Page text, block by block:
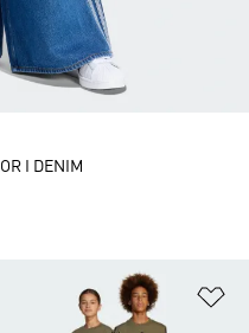
till på önskelistan
I DENIM